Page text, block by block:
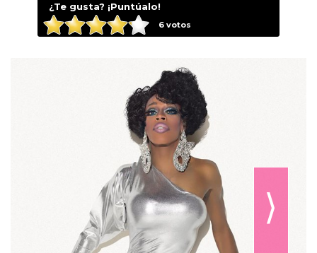
¿Te gusta? ¡Puntúalo!
6votos
⟩